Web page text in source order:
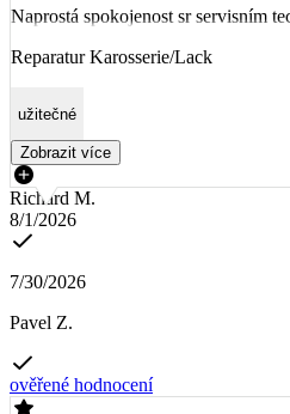
Naprostá spokojenost sr servisním
Reparatur Karosserie/Lack
užitečné
Zobrazit více
Richard M.
8/1/2026
7/30/2026
Pavel Z.
ověřené hodnocení